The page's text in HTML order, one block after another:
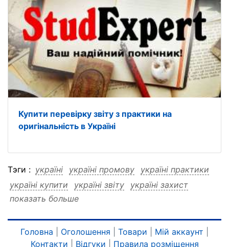
Купити перевірку звіту з практики на
оригінальність в Україні
Тэги : україні україні промову
україні практики
україні купити
україні звіту
україні захист
україні захист промову
промову промову україні
промову практики
показать больше
Головна Оголошення Товари Мій аккаунт
Контакти
Відгуки Правила розміщення